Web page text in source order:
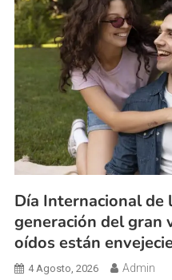
Día Internacional de
generación del gran
oídos están
4 Agosto, 2026 Admin